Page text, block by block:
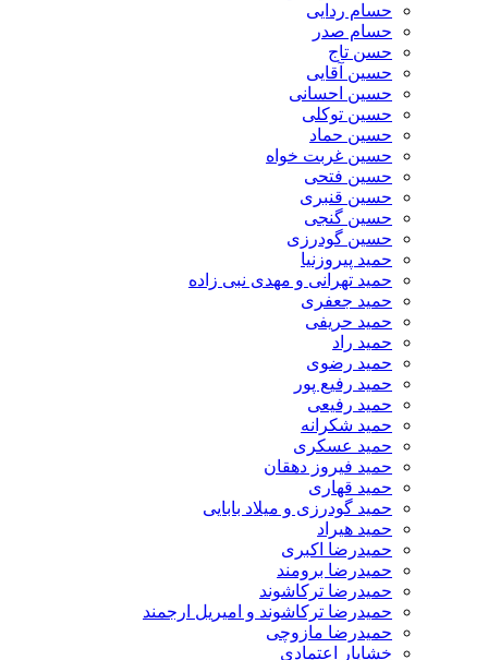
حسام ردایی
حسام صدر
حسن تاج
حسین آقایی
حسین احسانی
حسین توکلی
حسین حماد
حسین غربت خواه
حسین فتحی
حسین قنبری
حسین گنجی
حسین گودرزی
حمید پیروزنیا
حمید تهرانی و مهدی نبی زاده
حمید جعفری
حمید حریفی
حمید راد
حمید رضوی
حمید رفیع پور
حمید رفیعی
حمید شکرانه
حمید عسکری
حمید فیروز دهقان
حمید قهاری
حمید گودرزی و میلاد بابایی
حمید هیراد
حمیدرضا اکبری
حمیدرضا برومند
حمیدرضا ترکاشوند
حمیدرضا ترکاشوند و امیریل ارجمند
حمیدرضا مازوچی
خشایار اعتمادی